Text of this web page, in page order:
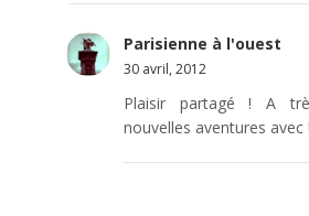
Parisienne à l'ouest
30 avril, 2012
Plaisir partagé ! A
nouvelles aventures avec